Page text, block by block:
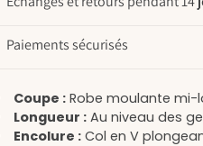
Paiements sécurisés
Coupe : Robe moulante mi-
Longueur : Au niveau des
Encolure : Col en V